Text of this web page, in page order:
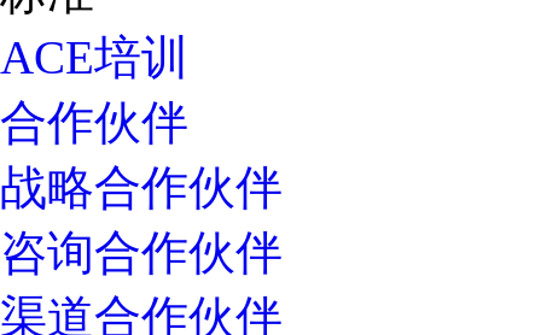
ACE培训
合作伙伴
战略合作伙伴
咨询合作伙伴
渠道合作伙伴